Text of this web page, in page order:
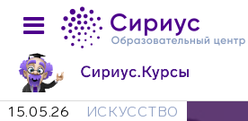
15.05.26 ИСКУССТВО